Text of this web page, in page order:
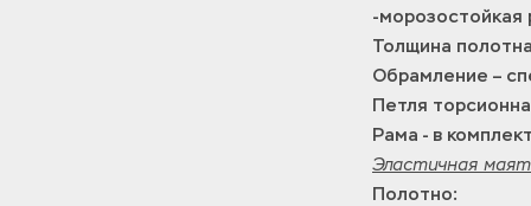
-
Толщина
Обрамление –
Петля
Рама - в
Эластичная
Полотно: